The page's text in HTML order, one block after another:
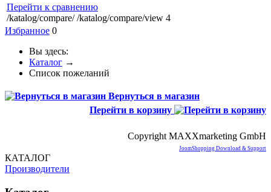
Перейти к сравнению
/katalog/compare/ /katalog/compare/view 4
Избранное 0
Вы здесь:
Каталог →
Список пожеланий
Вернуться в магазин
Перейти в корзину
Copyright MAXXmarketing GmbH
JoomShopping Download & Support
КАТАЛОГ
Производители